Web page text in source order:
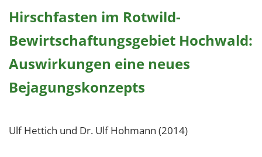
Hirschfasten im Rotwild-
Bewirtschaftungsgebiet Hochwald:
Auswirkungen eine neues
Bejagungskonzepts
Ulf Hettich und Dr. Ulf Hohmann (2014)